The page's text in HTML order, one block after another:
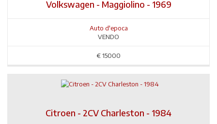
Volkswagen - Maggiolino - 1969
Auto d'epoca
VENDO
€15000
Citroen - 2CV Charleston - 1984